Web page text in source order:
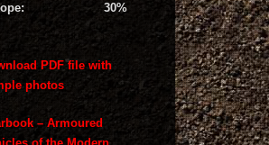
30%
PDF file with
photos
– Armoured